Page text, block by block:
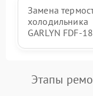
Замена
холодильника
GARLYN FDF-
Этапы